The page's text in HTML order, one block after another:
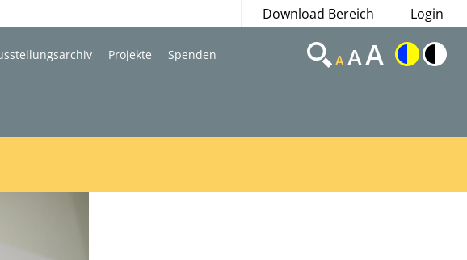
Download Bereich Login
Projekte Spenden AAA